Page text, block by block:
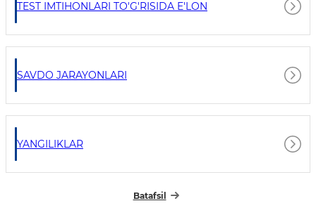
TEST IMTIHONLARI TO'G'RISIDA E'LON
SAVDO JARAYONLARI
YANGILIKLAR
Batafsil